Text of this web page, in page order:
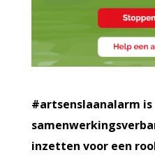
#artsenslaanalarm is
inzetten voor een